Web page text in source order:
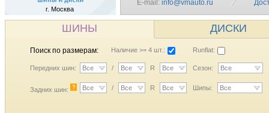
г. Москва
E-mail: info@vmauto.ru
ШИНЫ ДИСКИ
Поиск по размерам: Наличие >= 4 шт.: Runflat:
Передних шин: Все / Все R Все Сезон: Все
Задних шин: ? Все / Все R Все Шипы: Все